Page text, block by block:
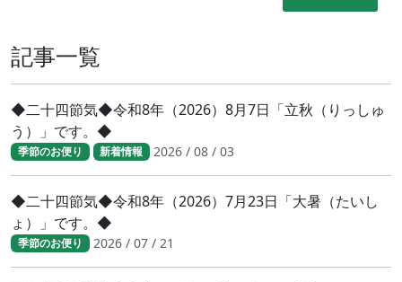
記事一覧
◆二十四節気◆令和8年（2026）8月7日「立秋（りっしゅ
う）」です。◆
季節のお便り 新着情報 2026 / 08 / 03
◆二十四節気◆令和8年（2026）7月23日「大暑（たいし
ょ）」です。◆
季節のお便り 2026 / 07 / 21